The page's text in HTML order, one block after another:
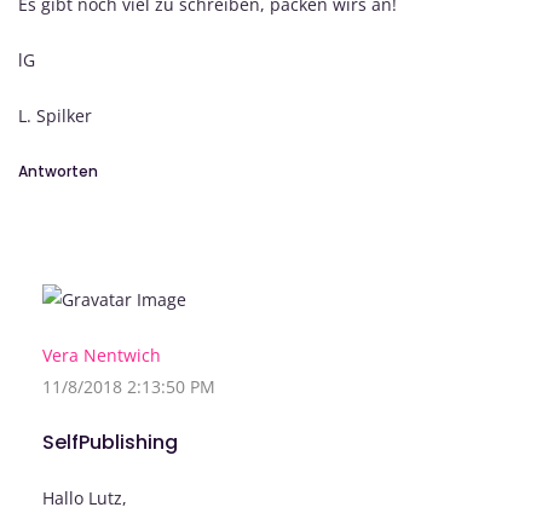
lG
L. Spilker
Antworten
Vera Nentwich
11/8/2018 2:13:50 PM
SelfPublishing
Hallo Lutz,